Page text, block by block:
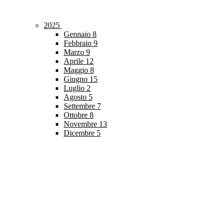
2025
Gennaio 8
Febbraio 9
Marzo 9
Aprile 12
Maggio 8
Giugno 15
Luglio 2
Agosto 5
Settembre 7
Ottobre 8
Novembre 13
Dicembre 5